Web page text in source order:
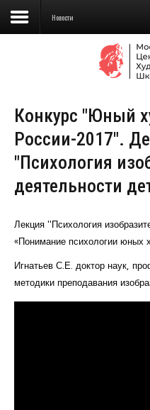
Сведения об образовательной
Школа
Училище
Подготовка
Образование
Доп. образование
Новости
Конкурс "Юный
России-2017".
"Психология
деятельности
Лекция "Психология
«Понимание психологии юных
Игнатьев С.Е. доктор наук,
методики преподавания